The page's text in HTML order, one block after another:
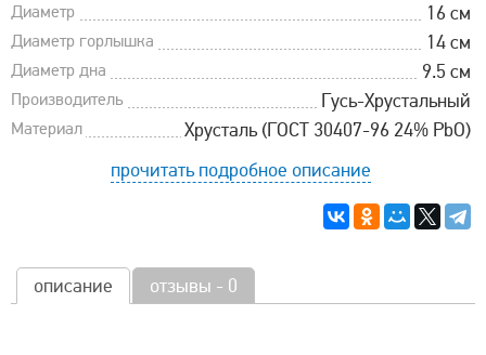
Диаметр 16 см
Диаметр горлышка 14 см
Диаметр дна 9.5 см
Производитель Гусь-Хрустальный
Материал
Хрусталь (ГОСТ 30407-96 24% PbO)
прочитать подробное описание
описание отзывы - 0